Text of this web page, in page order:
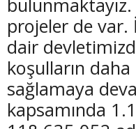
projeler de var.
dair
koşulların
sağlamaya
kapsamında